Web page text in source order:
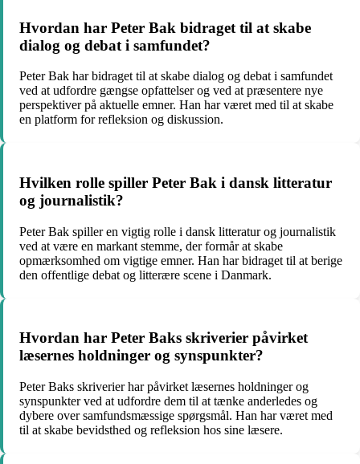
Hvordan har Peter Bak bidraget til at skabe
dialog og debat i samfundet?
Peter Bak har bidraget til at skabe dialog og debat i samfundet
ved at udfordre gængse opfattelser og ved at præsentere nye
perspektiver på aktuelle emner. Han har været med til at skabe
en platform for refleksion og diskussion.
Hvilken rolle spiller Peter Bak i dansk litteratur
og journalistik?
Peter Bak spiller en vigtig rolle i dansk litteratur og journalistik
ved at være en markant stemme, der formår at skabe
opmærksomhed om vigtige emner. Han har bidraget til at berige
den offentlige debat og litterære scene i Danmark.
Hvordan har Peter Baks skriverier påvirket
læsernes holdninger og synspunkter?
Peter Baks skriverier har påvirket læsernes holdninger og
synspunkter ved at udfordre dem til at tænke anderledes og
dybere over samfundsmæssige spørgsmål. Han har været med
til at skabe bevidsthed og refleksion hos sine læsere.